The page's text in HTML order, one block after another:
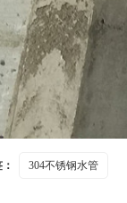
304不锈钢水管